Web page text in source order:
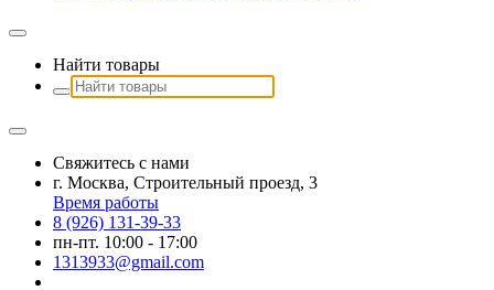
Найти товары
Свяжитесь с нами
г. Москва, Строительный проезд, 3
Время работы
8 (926) 131-39-33
пн-пт. 10:00 - 17:00
1313933@gmail.com